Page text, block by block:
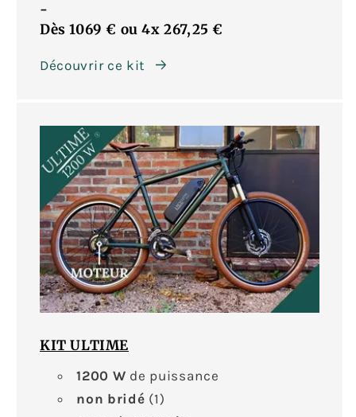
-
Dès1069 € ou 4x267,25 €
Découvrir ce kit
KIT ULTIME
1200 W de puissance
non bridé (1)